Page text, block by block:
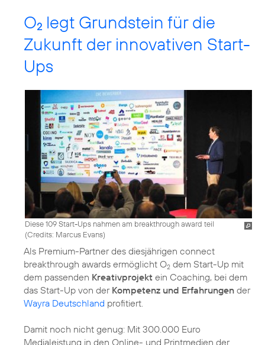
O2 legt Grundstein für die
Zukunft der innovativen Start-
Ups
Diese 109 Start-Ups nahmen am breakthrough award teil
(Credits: Marcus Evans)
Als Premium-Partner des diesjährigen connect
breakthrough awards ermöglicht O2 dem Start-Up mit
dem passenden Kreativprojekt ein Coaching, bei dem
das Start-Up von der Kompetenz und Erfahrungen der
Wayra Deutschland profitiert.
Damit noch nicht genug: Mit 300.000 Euro
Medialeistung in den Online- und Printmedien der